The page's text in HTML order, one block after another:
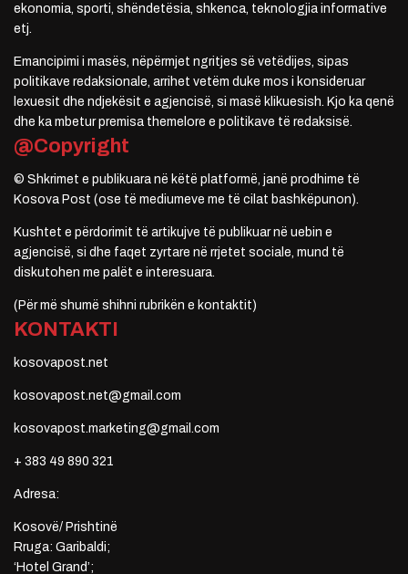
ekonomia, sporti, shëndetësia, shkenca, teknologjia informative
etj.
Emancipimi i masës, nëpërmjet ngritjes së vetëdijes, sipas
politikave redaksionale, arrihet vetëm duke mos i konsideruar
lexuesit dhe ndjekësit e agjencisë, si masë klikuesish. Kjo ka qenë
dhe ka mbetur premisa themelore e politikave të redaksisë.
@Copyright
© Shkrimet e publikuara në këtë platformë, janë prodhime të
Kosova Post (ose të mediumeve me të cilat bashkëpunon).
Kushtet e përdorimit të artikujve të publikuar në uebin e
agjencisë, si dhe faqet zyrtare në rrjetet sociale, mund të
diskutohen me palët e interesuara.
(Për më shumë shihni rubrikën e kontaktit)
KONTAKTI
kosovapost.net
kosovapost.net@gmail.com
kosovapost.marketing@gmail.com
+ 383 49 890 321
Adresa:
Kosovë/ Prishtinë
Rruga: Garibaldi;
‘Hotel Grand’;